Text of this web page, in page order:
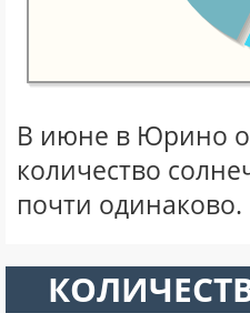
В июне в Юрино
количество
почти одинаково.